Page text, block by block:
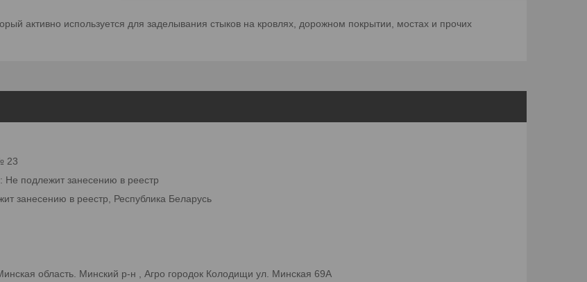
активно используется для заделывания стыков на кровлях, дорожном покрытии, мостах и прочих
23
Не подлежит занесению в реестр
занесению в реестр, Республика Беларусь
область. Минский р-н , Агро городок Колодищи ул. Минская 69А